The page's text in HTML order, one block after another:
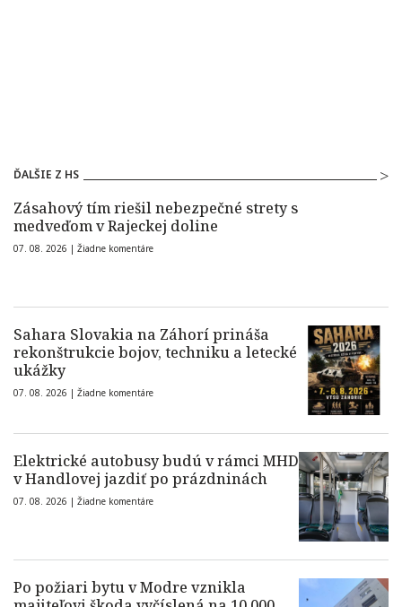
ĎALŠIE Z HS
Zásahový tím riešil nebezpečné strety s
medveďom v Rajeckej doline
07. 08. 2026 | Žiadne komentáre
Sahara Slovakia na Záhorí prináša
rekonštrukcie bojov, techniku a letecké
ukážky
07. 08. 2026 | Žiadne komentáre
Elektrické autobusy budú v rámci MHD
v Handlovej jazdiť po prázdninách
07. 08. 2026 | Žiadne komentáre
Po požiari bytu v Modre vznikla